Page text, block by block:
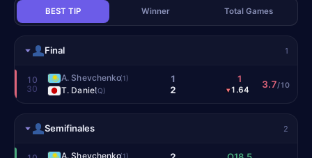
BEST TIP
Winner Total Games
Final 1
10
30
A. Shevchenko(1)
T. Daniel(Q)
1
2
1
▾1.64 3.7/10
Semifinales 2
A. Shevchenko(1)